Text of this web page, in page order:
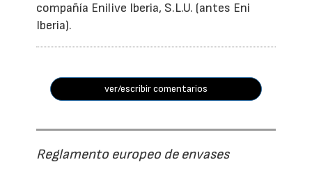
compañía Enilive Iberia, S.L.U. (antes Eni
Iberia).
ver/escribir comentarios
Reglamento europeo de envases